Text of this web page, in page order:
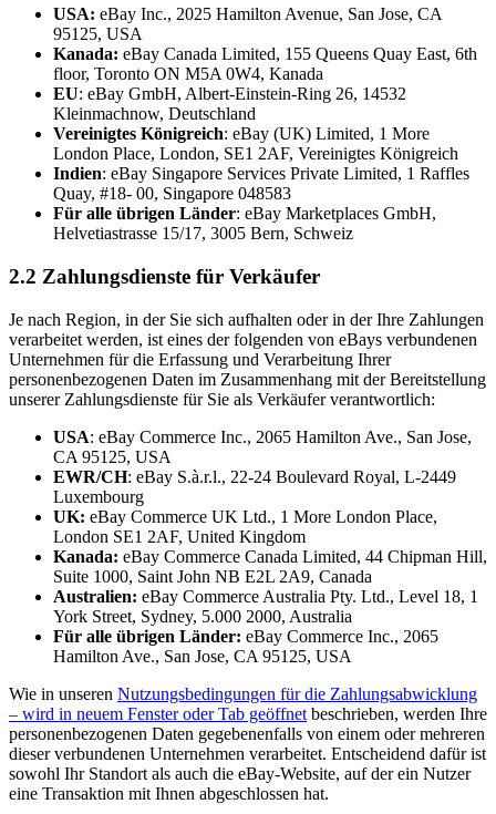
USA: eBay Inc., 2025 Hamilton Avenue, San Jose, CA
95125, USA
Kanada: eBay Canada Limited, 155 Queens Quay East, 6th
floor, Toronto ON M5A 0W4, Kanada
EU: eBay GmbH, Albert-Einstein-Ring 26, 14532
Kleinmachnow, Deutschland
Vereinigtes Königreich: eBay (UK) Limited, 1 More
London Place, London, SE1 2AF, Vereinigtes Königreich
Indien: eBay Singapore Services Private Limited, 1 Raffles
Quay, #18- 00, Singapore 048583
Für alle übrigen Länder: eBay Marketplaces GmbH,
Helvetiastrasse 15/17, 3005 Bern, Schweiz
2.2 Zahlungsdienste für Verkäufer
Je nach Region, in der Sie sich aufhalten oder in der Ihre Zahlungen
verarbeitet werden, ist eines der folgenden von eBays verbundenen
Unternehmen für die Erfassung und Verarbeitung Ihrer
personenbezogenen Daten im Zusammenhang mit der Bereitstellung
unserer Zahlungsdienste für Sie als Verkäufer verantwortlich:
USA: eBay Commerce Inc., 2065 Hamilton Ave., San Jose,
CA 95125, USA
EWR/CH: eBay S.à.r.l., 22-24 Boulevard Royal, L-2449
Luxembourg
UK: eBay Commerce UK Ltd., 1 More London Place,
London SE1 2AF, United Kingdom
Kanada: eBay Commerce Canada Limited, 44 Chipman Hill,
Suite 1000, Saint John NB E2L 2A9, Canada
Australien: eBay Commerce Australia Pty. Ltd., Level 18, 1
York Street, Sydney, 5.000 2000, Australia
Für alle übrigen Länder: eBay Commerce Inc., 2065
Hamilton Ave., San Jose, CA 95125, USA
Wie in unseren Nutzungsbedingungen für die Zahlungsabwicklung
– wird in neuem Fenster oder Tab geöffnet beschrieben, werden Ihre
personenbezogenen Daten gegebenenfalls von einem oder mehreren
dieser verbundenen Unternehmen verarbeitet. Entscheidend dafür ist
sowohl Ihr Standort als auch die eBay-Website, auf der ein Nutzer
eine Transaktion mit Ihnen abgeschlossen hat.